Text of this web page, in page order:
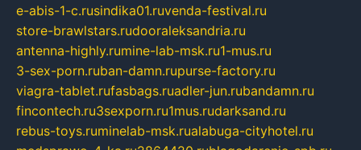
e-abis-1-c.rusindika01.ruvenda-festival.ru
store-brawlstars.rudooraleksandria.ru
antenna-highly.rumine-lab-msk.ru1-mus.ru
3-sex-porn.ruban-damn.rupurse-factory.ru
viagra-tablet.rufasbags.ruadler-jun.rubandamn.ru
fincontech.ru3sexporn.ru1mus.rudarksand.ru
rebus-toys.ruminelab-msk.rualabuga-cityhotel.ru